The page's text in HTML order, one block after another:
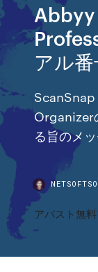
Abbyy
アル
Organizer
る旨のメ
アバスト無